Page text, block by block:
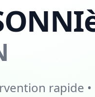
rapide •